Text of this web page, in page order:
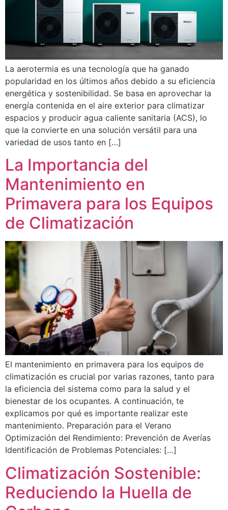
La aerotermia es una tecnología que ha ganado
popularidad en los últimos años debido a su eficiencia
energética y sostenibilidad. Se basa en aprovechar la
energía contenida en el aire exterior para climatizar
espacios y producir agua caliente sanitaria (ACS), lo
que la convierte en una solución versátil para una
variedad de usos tanto en […]
La Importancia del
Mantenimiento en
Primavera para los Equipos
de Climatización
El mantenimiento en primavera para los equipos de
climatización es crucial por varias razones, tanto para
la eficiencia del sistema como para la salud y el
bienestar de los ocupantes. A continuación, te
explicamos por qué es importante realizar este
mantenimiento. Preparación para el Verano
Optimización del Rendimiento: Prevención de Averías
Identificación de Problemas Potenciales: […]
Climatización Sostenible:
Reduciendo la Huella de